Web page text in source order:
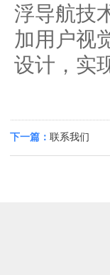
浮导航技
加用户视
设计，实
下一篇： 联系我们